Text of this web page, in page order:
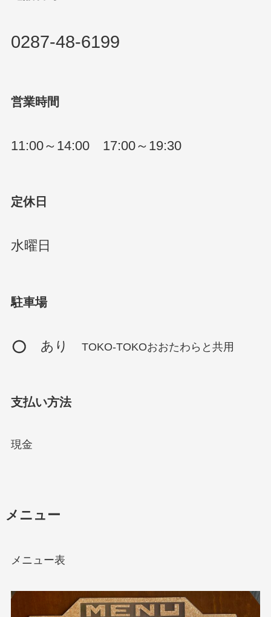
0287-48-6199
営業時間
11:00～14:00 17:00～19:30
定休日
水曜日
駐車場
あり TOKO-TOKOおおたわらと共用
支払い方法
現金
メニュー
メニュー表